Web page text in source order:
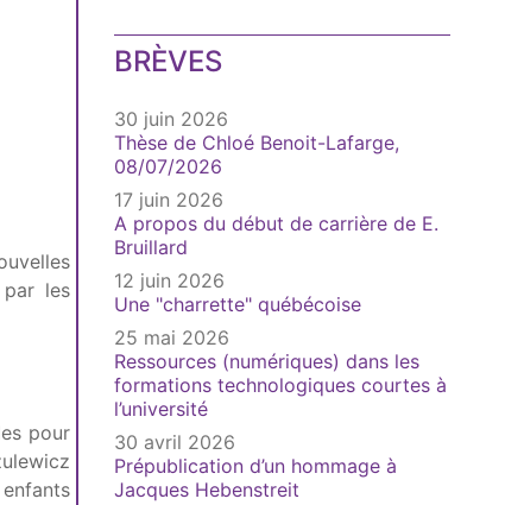
les
pour
BRÈVES
30 juin 2026
Thèse de Chloé Benoit-Lafarge,
08/07/2026
17 juin 2026
A propos du début de carrière de E.
Bruillard
12 juin 2026
Une "charrette" québécoise
25 mai 2026
Ressources (numériques) dans les
formations technologiques courtes à
l’université
30 avril 2026
Prépublication d’un hommage à
Jacques Hebenstreit